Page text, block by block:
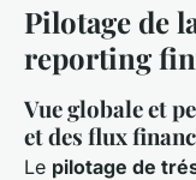
Pilotage de
reporting
Vue globale et
et des flux
Le pilotage de